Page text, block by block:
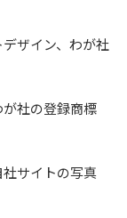
ザイン、わが社
社の登録商標
サイトの写真